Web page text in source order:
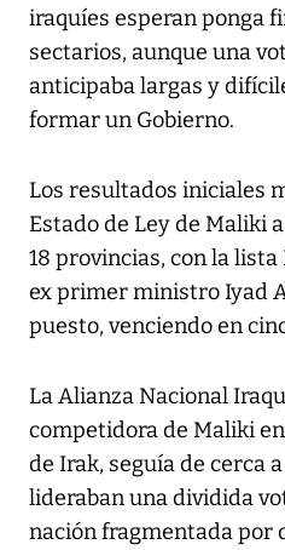
iraquíes esperan ponga
sectarios, aunque una
anticipaba largas y
formar un Gobierno.
Los resultados iniciales
Estado de Ley de Maliki
18 provincias, con la
ex primer ministro Iyad
puesto, venciendo en
La Alianza Nacional
competidora de Maliki
de Irak, seguía de cerca
lideraban una dividida
nación fragmentada por